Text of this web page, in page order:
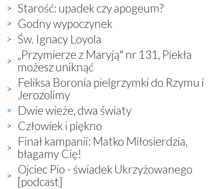
Starość: upadek czy apogeum?
Godny wypoczynek
Św. Ignacy Loyola
„Przymierze z Maryją" nr 131, Piekła
możesz uniknąć
Feliksa Boronia pielgrzymki do Rzymu i
Jerozolimy
Dwie wieże, dwa światy
Człowiek i piękno
Finał kampanii: Matko Miłosierdzia,
błagamy Cię!
Ojciec Pio - świadek Ukrzyżowanego
[podcast]